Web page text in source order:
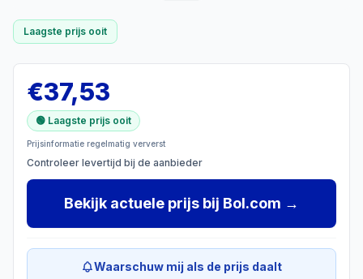
Laagste prijs ooit
€37,53
🟢 Laagste prijs ooit
Prijsinformatie regelmatig ververst
Controleer levertijd bij de aanbieder
Bekijk actuele prijs bij Bol.com →
Waarschuw mij als de prijs daalt